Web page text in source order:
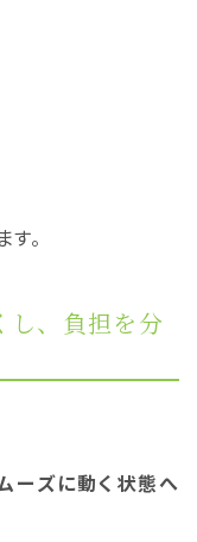
。
し、負担を分
ーズに動く状態へ